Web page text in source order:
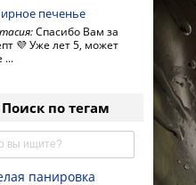
печенье
Спасибо Вам за
💜 Уже лет 5, может
...
Поиск по тегам
панировка